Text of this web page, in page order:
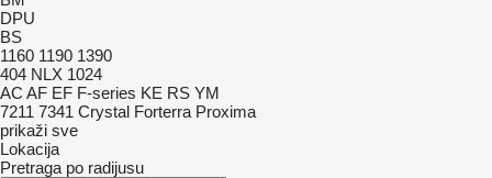
DPU
BS
1160 1190 1390
404 NLX 1024
AC AF EF F-series KE RS YM
7211 7341 Crystal Forterra Proxima
prikaži sve
Lokacija
Pretraga po radijusu